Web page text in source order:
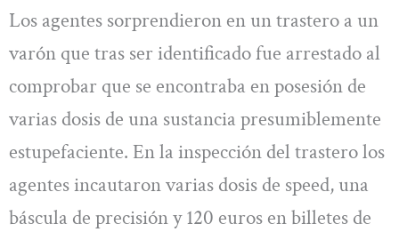
Los agentes sorprendieron en un trastero a un
varón que tras ser identificado fue arrestado al
comprobar que se encontraba en posesión de
varias dosis de una sustancia presumiblemente
estupefaciente. En la inspección del trastero los
agentes incautaron varias dosis de speed, una
báscula de precisión y 120 euros en billetes de